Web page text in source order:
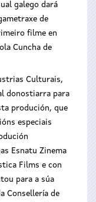
galego dará
de
filme en
Cuncha de
Culturais,
donostiarra para
produción, que
especiais
Esnatu Zinema
Films e con
para a súa
Consellería de